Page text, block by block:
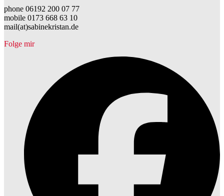
phone 06192 200 07 77
mobile 0173 668 63 10
mail(at)sabinekristan.de
Folge mir